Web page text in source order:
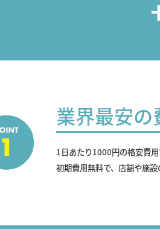
業界最安
1日あたり1000円の格安費用
初期費用無料で、店舗や施